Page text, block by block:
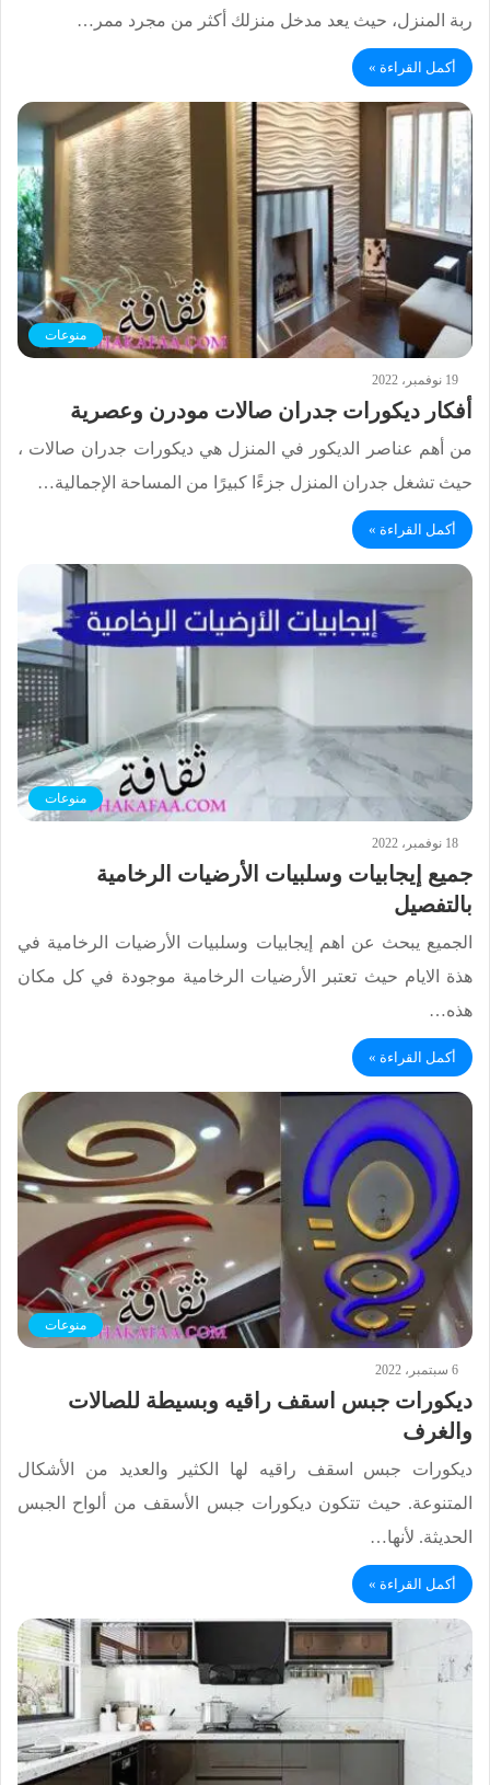
ربة المنزل، حيث يعد مدخل منزلك أكثر من مجرد ممر…
أكمل القراءة »
منوعات
19 نوفمبر، 2022
أفكار ديكورات جدران صالات مودرن وعصرية
من أهم عناصر الديكور في المنزل هي ديكورات جدران صالات ،
حيث تشغل جدران المنزل جزءًا كبيرًا من المساحة الإجمالية…
أكمل القراءة »
منوعات
18 نوفمبر، 2022
جميع إيجابيات وسلبيات الأرضيات الرخامية
بالتفصيل
الجميع يبحث عن اهم إيجابيات وسلبيات الأرضيات الرخامية في
هذة الايام حيث تعتبر الأرضيات الرخامية موجودة في كل مكان
هذه…
أكمل القراءة »
منوعات
6 سبتمبر، 2022
ديكورات جبس اسقف راقيه وبسيطة للصالات
والغرف
ديكورات جبس اسقف راقيه لها الكثير والعديد من الأشكال
المتنوعة. حيث تتكون ديكورات جبس الأسقف من ألواح الجبس
الحديثة. لأنها…
أكمل القراءة »